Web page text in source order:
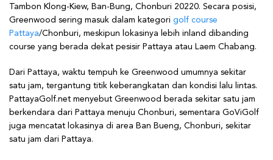
Tambon Klong-Kiew, Ban-Bung, Chonburi 20220. Secara posisi,
Greenwood sering masuk dalam kategori golf course
Pattaya/Chonburi, meskipun lokasinya lebih inland dibanding
course yang berada dekat pesisir Pattaya atau Laem Chabang.
Dari Pattaya, waktu tempuh ke Greenwood umumnya sekitar
satu jam, tergantung titik keberangkatan dan kondisi lalu lintas.
PattayaGolf.net menyebut Greenwood berada sekitar satu jam
berkendara dari Pattaya menuju Chonburi, sementara GoViGolf
juga mencatat lokasinya di area Ban Bueng, Chonburi, sekitar
satu jam dari Pattaya.